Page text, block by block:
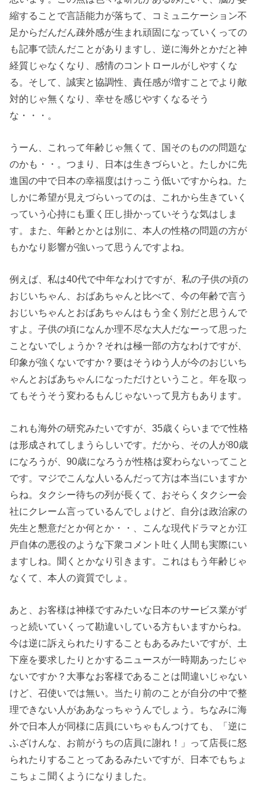
縮することで言語能力が落ちて、コミュニケーション不
足からだんだん疎外感が生まれ頑固になっていくっての
も記事で読んだことがありますし、逆に海外とかだと神
経質じゃなくなり、感情のコントロールがしやすくな
る。そして、誠実と協調性、責任感が増すことでより敵
対的じゃ無くなり、幸せを感じやすくなるそう
な・・・。
うーん、これって年齢じゃ無くて、国そのものの問題な
のかも・・。つまり、日本は生きづらいと。たしかに先
進国の中で日本の幸福度はけっこう低いですからね。た
しかに希望が見えづらいってのは、これから生きていく
っていう心持にも重く圧し掛かっていそうな気はしま
す。また、年齢とかとは別に、本人の性格の問題の方が
もかなり影響が強いって思うんですよね。
例えば、私は40代で中年なわけですが、私の子供の頃の
おじいちゃん、おばあちゃんと比べて、今の年齢で言う
おじいちゃんとおばあちゃんはもう全く別だと思うんで
すよ。子供の頃になんか理不尽な大人だなーって思った
ことないでしょうか？それは極一部の方なわけですが、
印象が強くないですか？要はそうゆう人が今のおじいち
ゃんとおばあちゃんになっただけということ。年を取っ
てもそうそう変わるもんじゃないって見方もあります。
これも海外の研究みたいですが、35歳くらいまでで性格
は形成されてしまうらしいです。だから、その人が80歳
になろうが、90歳になろうが性格は変わらないってこと
です。マジでこんな人いるんだって方は本当にいますか
らね。タクシー待ちの列が長くて、おそらくタクシー会
社にクレーム言っているんでしょけど、自分は政治家の
先生と懇意だとか何とか・・、こんな現代ドラマとか江
戸自体の悪役のような下衆コメント吐く人間も実際にい
ますしね。聞くとかなり引きます。これはもう年齢じゃ
なくて、本人の資質でしょ。
あと、お客様は神様ですみたいな日本のサービス業がず
っと続いていくって勘違いしている方もいますからね。
今は逆に訴えられたりすることもあるみたいですが、土
下座を要求したりとかするニュースが一時期あったじゃ
ないですか？大事なお客様であることは間違いじゃない
けど、召使いでは無い。当たり前のことが自分の中で整
理できない人がああなっちゃうんでしょう。ちなみに海
外で日本人が同様に店員にいちゃもんつけても、「逆に
ふざけんな、お前がうちの店員に謝れ！」って店長に怒
られたりすることってあるみたいですが、日本でもちょ
こちょこ聞くようになりました。